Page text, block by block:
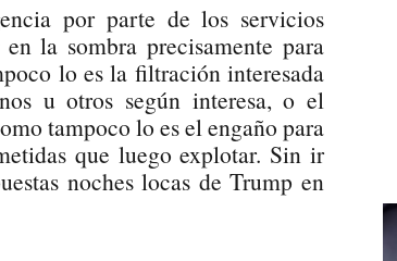
por parte de los servicios
la sombra precisamente para
lo es la filtración interesada
u otros según interesa, o el
tampoco lo es el engaño para
que luego explotar. Sin ir
noches locas de Trump en